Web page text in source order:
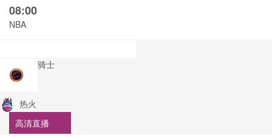
08:00
NBA
骑士
热火
高清直播